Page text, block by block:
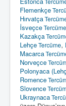
Flemenkçe
Hırvatça
İsveçceTercüme
Kazakça
LehçeTercüme,
Macarca
Norveçce
Polonyaca
Romence
Slovence
Ukraynaca